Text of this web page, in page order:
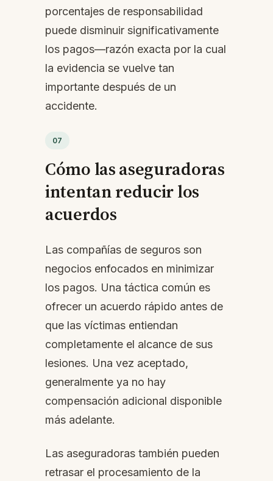
porcentajes de responsabilidad
puede disminuir significativamente
los pagos—razón exacta por la cual
la evidencia se vuelve tan
importante después de un
accidente.
07
Cómo las aseguradoras
intentan reducir los
acuerdos
Las compañías de seguros son
negocios enfocados en minimizar
los pagos. Una táctica común es
ofrecer un acuerdo rápido antes de
que las víctimas entiendan
completamente el alcance de sus
lesiones. Una vez aceptado,
generalmente ya no hay
compensación adicional disponible
más adelante.
Las aseguradoras también pueden
retrasar el procesamiento de la